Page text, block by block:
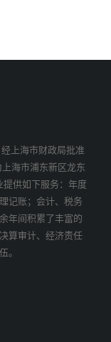
上海市财政局批准
海市浦东新区龙东
提供如下服务：年度
记账；会计、税务
年间积累了丰富的
算审计、经济责任
。